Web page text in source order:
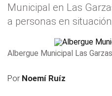
Municipal en Las
a personas en
Albergue Municipal Las
Por Noemí Ruíz